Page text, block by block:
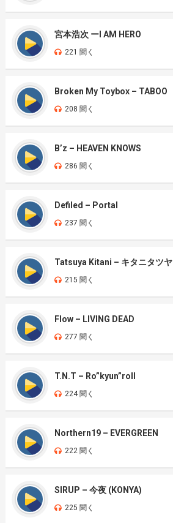
宮本浩次 ーI AM HERO
221 聞く
Broken My Toybox – TABOO
208 聞く
B’z – HEAVEN KNOWS
286 聞く
Defiled – Portal
237 聞く
Tatsuya Kitani – キタニタツヤ
215 聞く
Flow – LIVING DEAD
277 聞く
T.N.T – Ro”kyun”roll
224 聞く
Northern19 – EVERGREEN
222 聞く
SIRUP – 今夜 (KONYA)
225 聞く